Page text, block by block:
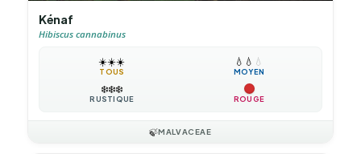
Kénaf
Hibiscus cannabinus
☀️☀️☀️
TOUS
💧 💧 💧
MOYEN
❄️❄️❄️
RUSTIQUE ROUGE
🍃MALVACEAE